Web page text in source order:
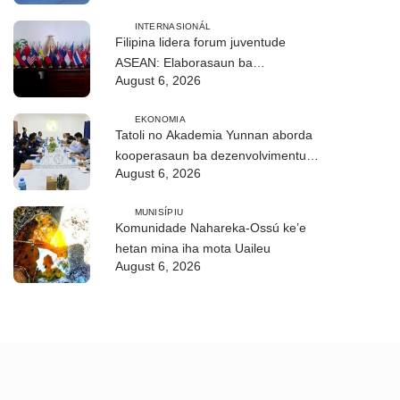
INTERNASIONÁL
Filipina lidera forum juventude
ASEAN: Elaborasaun ba
deklarasaun reziliénsia dijitál
August 6, 2026
EKONOMIA
Tatoli no Akademia Yunnan aborda
kooperasaun ba dezenvolvimentu
no troka informasaun
August 6, 2026
MUNISÍPIU
Komunidade Nahareka-Ossú ke’e
hetan mina iha mota Uaileu
August 6, 2026